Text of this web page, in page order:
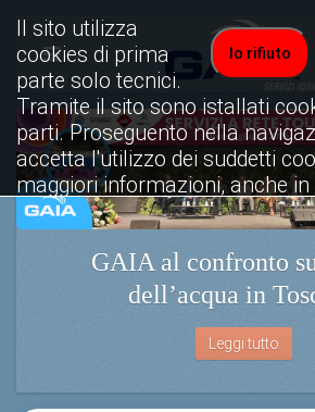
GAIA al confronto
dell’acqua in
Leggi tutto
Io rifiuto
Il sito utilizza
cookies di prima
parte solo tecnici.
Tramite il sito sono istallati
parti. Proseguento nella
accetta l'utilizzo dei suddetti
maggiori informazioni, anche
disattivazione, è possibile
l'informativa cookies completa.
Visualizza informativa